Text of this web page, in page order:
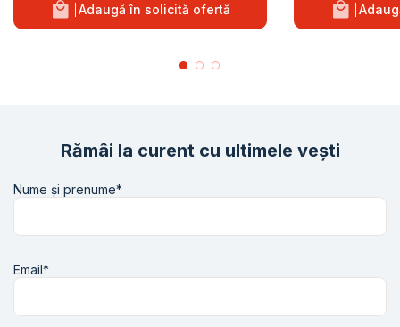
Adaugă în solicită ofertă
Rămâi la curent cu ultimele vești
Nume și prenume*
Email*